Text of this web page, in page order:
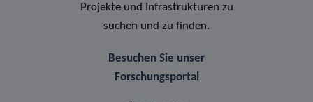
Projekte und Infrastrukturen zu
suchen und zu finden.
Besuchen Sie unser
Forschungsportal